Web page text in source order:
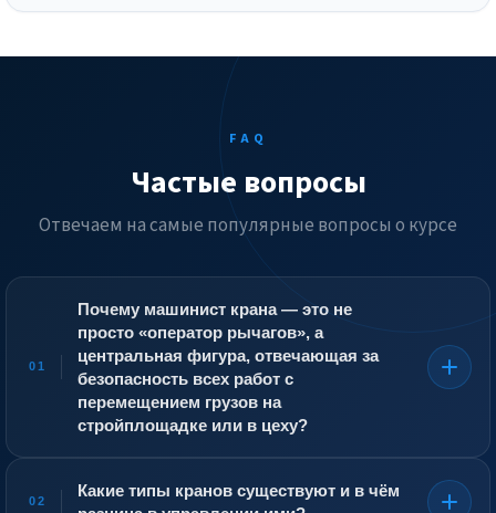
FAQ
Частые вопросы
Отвечаем на самые популярные вопросы о курсе
01
Почему машинист крана — это не
просто «оператор рычагов», а
центральная фигура, отвечающая за
безопасность всех работ с
перемещением грузов на
стройплощадке или в цеху?
груза, обрыв стропа, касание стрелой проводов ЛЭП,
02
Какие типы кранов существуют и в чём